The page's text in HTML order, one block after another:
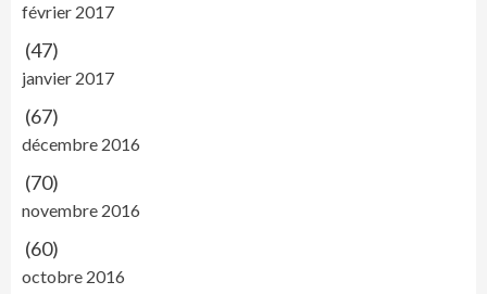
février 2017
(47)
janvier 2017
(67)
décembre 2016
(70)
novembre 2016
(60)
octobre 2016